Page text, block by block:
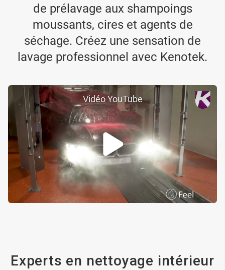
de prélavage aux shampoings
moussants, cires et agents de
séchage. Créez une sensation de
lavage professionnel avec Kenotek.
Vidéo YouTube
Experts en nettoyage intérieur